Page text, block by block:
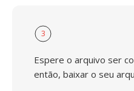
3
Espere o arquivo ser
então, baixar o seu